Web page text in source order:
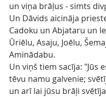
un viņa brāļus - simts
Un Dāvids aicināja
Cadoku un Abjataru un
Ūriēlu, Asaju, Joēlu,
Aminādabu.
Un viņš tiem sacīja: "Jūs
tēvu namu galvenie;
un arī lai jūsu brāļi